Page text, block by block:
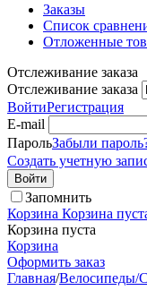
Заказы
Список
Отложенные
Отслеживание заказа
Отслеживание заказа
ВойтиРегистрация
E-mail
ПарольЗабыли
Создать учетную
Войти
Запомнить
Корзина Корзина
Корзина пуста
Корзина
Оформить заказ
Главная/Велосипеды/